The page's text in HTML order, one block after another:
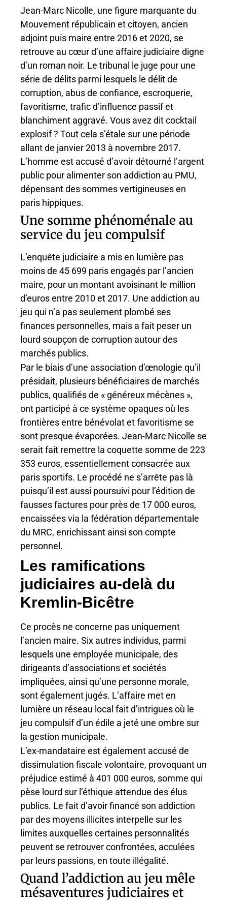
Jean-Marc Nicolle, une figure marquante du
Mouvement républicain et citoyen, ancien
adjoint puis maire entre 2016 et 2020, se
retrouve au cœur d’une affaire judiciaire digne
d’un roman noir. Le tribunal le juge pour une
série de délits parmi lesquels le délit de
corruption, abus de confiance, escroquerie,
favoritisme, trafic d’influence passif et
blanchiment aggravé. Vous avez dit cocktail
explosif ? Tout cela s’étale sur une période
allant de janvier 2013 à novembre 2017.
L’homme est accusé d’avoir détourné l’argent
public pour alimenter son addiction au PMU,
dépensant des sommes vertigineuses en
paris hippiques.
Une somme phénoménale au
service du jeu compulsif
L’enquête judiciaire a mis en lumière pas
moins de 45 699 paris engagés par l’ancien
maire, pour un montant avoisinant le million
d’euros entre 2010 et 2017. Une addiction au
jeu qui n’a pas seulement plombé ses
finances personnelles, mais a fait peser un
lourd soupçon de corruption autour des
marchés publics.
Par le biais d’une association d’œnologie qu’il
présidait, plusieurs bénéficiaires de marchés
publics, qualifiés de « généreux mécènes »,
ont participé à ce système opaques où les
frontières entre bénévolat et favoritisme se
sont presque évaporées. Jean-Marc Nicolle se
serait fait remettre la coquette somme de 223
353 euros, essentiellement consacrée aux
paris sportifs. Le procédé ne s’arrête pas là
puisqu’il est aussi poursuivi pour l’édition de
fausses factures pour près de 17 000 euros,
encaissées via la fédération départementale
du MRC, enrichissant ainsi son compte
personnel.
Les ramifications
judiciaires au-delà du
Kremlin-Bicêtre
Ce procès ne concerne pas uniquement
l’ancien maire. Six autres individus, parmi
lesquels une employée municipale, des
dirigeants d’associations et sociétés
impliquées, ainsi qu’une personne morale,
sont également jugés. L’affaire met en
lumière un réseau local fait d’intrigues où le
jeu compulsif d’un édile a jeté une ombre sur
la gestion municipale.
L’ex-mandataire est également accusé de
dissimulation fiscale volontaire, provoquant un
préjudice estimé à 401 000 euros, somme qui
pèse lourd sur l’éthique attendue des élus
publics. Le fait d’avoir financé son addiction
par des moyens illicites interpelle sur les
limites auxquelles certaines personnalités
peuvent se retrouver confrontées, acculées
par leurs passions, en toute illégalité.
Quand l’addiction au jeu mêle
mésaventures judiciaires et